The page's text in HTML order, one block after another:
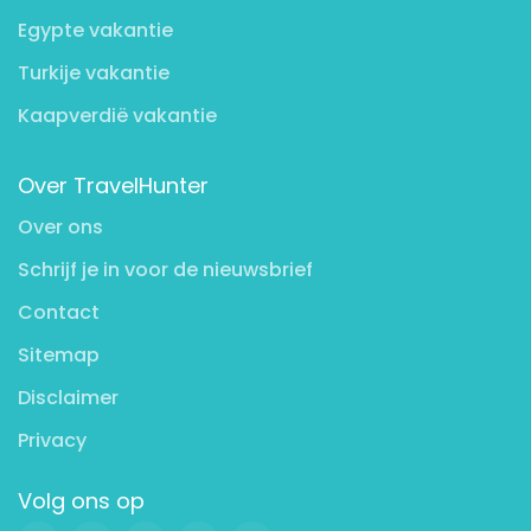
Egypte vakantie
Turkije vakantie
Kaapverdië vakantie
Over TravelHunter
Over ons
Schrijf je in voor de nieuwsbrief
Contact
Sitemap
Disclaimer
Privacy
Volg ons op